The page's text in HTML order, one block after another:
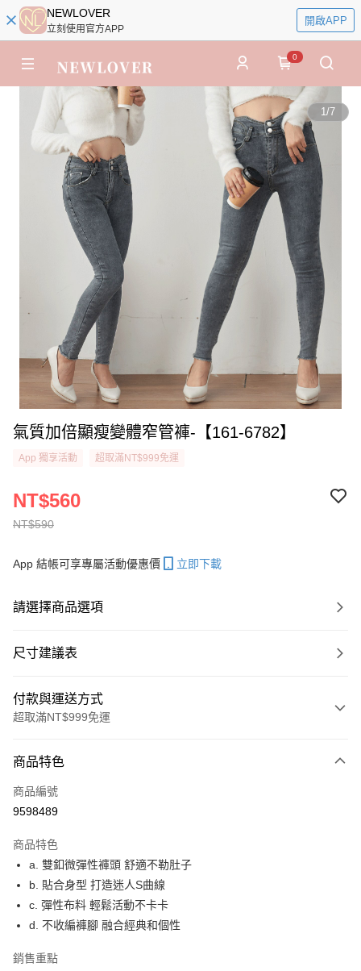
NEWLOVER
立刻使用官方APP
開啟APP
0
1/7
氣質加倍顯瘦變體窄管褲-【161-6782】
App 獨享活動 超取滿NT$999免運
NT$590
NT$560
App 結帳可享專屬活動優惠價 立即下載
請選擇商品選項
尺寸建議表
付款與運送方式
超取滿NT$999免運
信用卡一次付款
超商取貨付款
ATM付款
貨到付款
運送方式
貨到付款
商品特色
商品編號
9598489
商品特色
a. 雙釦微彈性褲頭 舒適不勒肚子
b. 貼合身型 打造迷人S曲線
c. 彈性布料 輕鬆活動不卡卡
d. 不收編褲腳 融合經典和個性
銷售重點